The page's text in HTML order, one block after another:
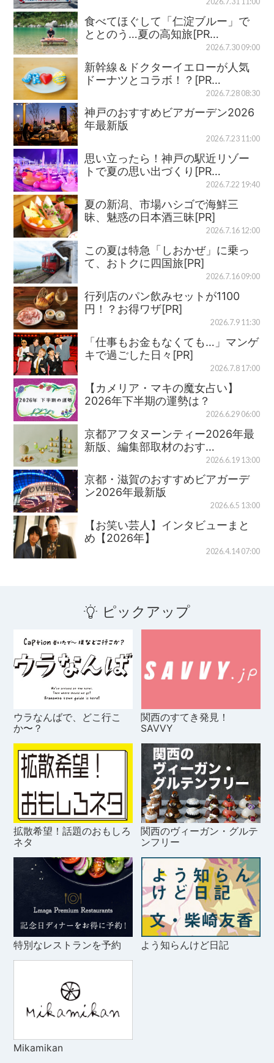
食べてほぐして「仁淀ブルー」で
ととのう…夏の高知旅[PR…
2026.7.30 09:00
新幹線＆ドクターイエローが人気
ドーナツとコラボ！？[PR…
2026.7.28 08:30
神戸のおすすめビアガーデン2026
年最新版
2026.7.23 11:00
思い立ったら！神戸の駅近リゾー
トで夏の思い出づくり[PR…
2026.7.22 19:40
夏の新潟、市場ハシゴで海鮮三
昧、魅惑の日本酒三昧[PR]
2026.7.16 12:00
この夏は特急「しおかぜ」に乗っ
て、おトクに四国旅[PR]
2026.7.16 09:00
行列店のパン飲みセットが1100
円！？お得ワザ[PR]
2026.7.9 11:30
「仕事もお金もなくても…」マンゲ
キで過ごした日々[PR]
2026.7.8 17:00
【カメリア・マキの魔女占い】
2026年下半期の運勢は？
2026.6.29 06:00
京都アフタヌーンティー2026年最
新版、編集部取材のおす…
2026.6.19 13:00
京都・滋賀のおすすめビアガーデ
ン2026年最新版
2026.6.5 13:00
【お笑い芸人】インタビューまと
め【2026年】
2026.4.14 07:00
ピックアップ
ウラなんばで、どこ行こ
か〜？
関西のすてき発見！
SAVVY
拡散希望！話題のおもしろ
ネタ
関西のヴィーガン・グルテ
ンフリー
特別なレストランを予約 よう知らんけど日記
Mikamikan